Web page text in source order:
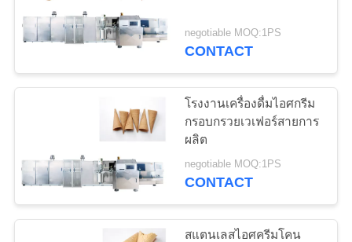
เกี่ยว
ทัวร์
โรงงาน
เครื่องกรวยไอศครีม
อัตโนมัติ
7
negotiable MOQ:1PS
CONTACT
โรงงานเครื่องดื่มไอศกรีม
กรอบกรวยเวเฟอร์สายการ
ผลิต
negotiable MOQ:1PS
CONTACT
สแตนเลสไอศครีมโคน